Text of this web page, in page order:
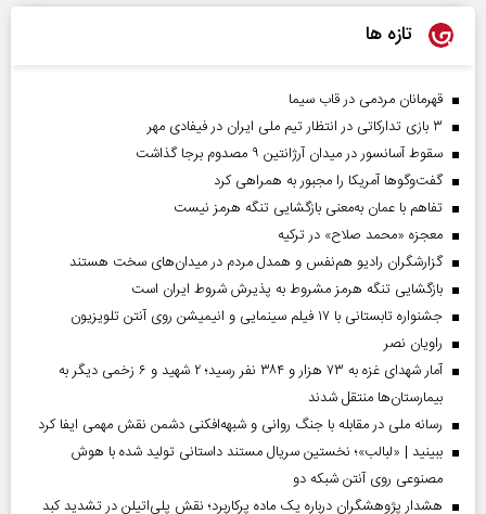
تازه ها
قهرمانان مردمی در قاب سیما
۳ بازی تدارکاتی در انتظار تیم ملی ایران در فیفادی مهر
سقوط آسانسور در میدان آرژانتین ۹ مصدوم برجا گذاشت
گفت‌وگوها آمریکا را مجبور به همراهی کرد
تفاهم با عمان به‌معنی بازگشایی تنگه هرمز نیست
معجزه «محمد صلاح» در ترکیه
گزارشگران رادیو هم‌نفس و همدل مردم در میدان‌های سخت هستند
بازگشایی تنگه هرمز مشروط به پذیرش شروط ایران است
جشنواره تابستانی با ۱۷ فیلم سینمایی و انیمیشن روی آنتن تلویزیون
راویان نصر
آمار شهدای غزه به ۷۳ هزار و ۳۸۴ نفر رسید؛ ۲ شهید و ۶ زخمی دیگر به
بیمارستان‌ها منتقل شدند
رسانه ملی در مقابله با جنگ روانی و شبهه‌افکنی دشمن نقش مهمی ایفا کرد
ببینید | «لبالب»؛ نخستین سریال مستند داستانی تولید شده با هوش
مصنوعی روی آنتن شبکه دو
هشدار پژوهشگران درباره یک ماده پرکاربرد؛ نقش پلی‌اتیلن در تشدید کبد